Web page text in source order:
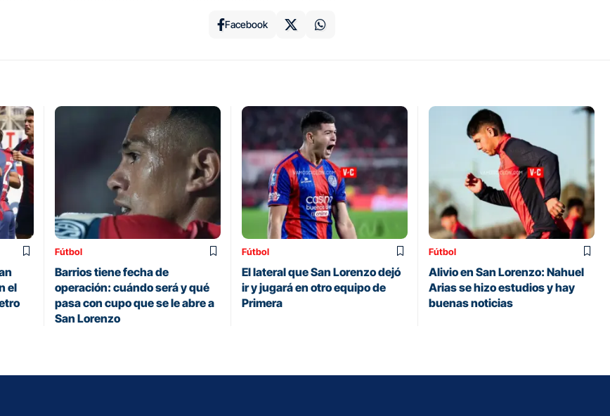
Facebook
el
Fútbol
Barrios tiene fecha de
operación: cuándo será y qué
pasa con cupo que se le abre a
San Lorenzo
Fútbol
El lateral que San Lorenzo dejó
ir y jugará en otro equipo de
Primera
Fútbol
Alivio en San Lorenzo: Nahuel
Arias se hizo estudios y hay
buenas noticias